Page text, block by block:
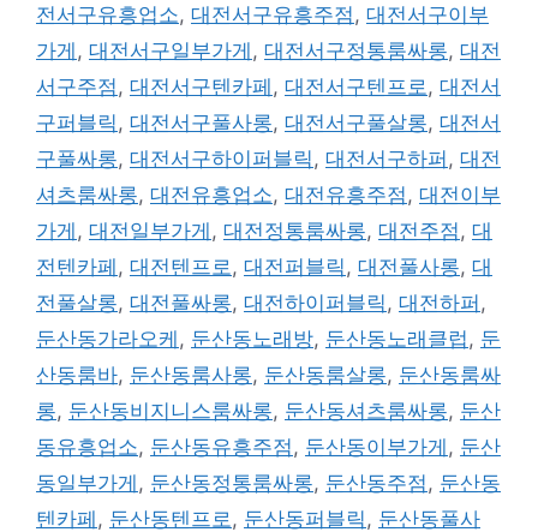
전서구유흥업소, 대전서구유흥주점 , 대전서구이부
가게 , 대전서구일부가게 , 대전서구정통룸싸롱, 대전
서구주점 , 대전서구텐카페 , 대전서구텐프로 , 대전서
구퍼블릭 , 대전서구풀사롱, 대전서구풀살롱, 대전서
구풀싸롱, 대전서구하이퍼블릭 , 대전서구하퍼 , 대전
셔츠룸싸롱, 대전유흥업소, 대전유흥주점 , 대전이부
가게 , 대전일부가게 , 대전정통룸싸롱, 대전주점 , 대
전텐카페 , 대전텐프로 , 대전퍼블릭 , 대전풀사롱, 대
전풀살롱, 대전풀싸롱, 대전하이퍼블릭 , 대전하퍼 ,
둔산동가라오케 , 둔산동노래방, 둔산동노래클럽 , 둔
산동룸바, 둔산동룸사롱, 둔산동룸살롱, 둔산동룸싸
롱, 둔산동비지니스룸싸롱, 둔산동셔츠룸싸롱, 둔산
동유흥업소, 둔산동유흥주점 , 둔산동이부가게 , 둔산
동일부가게 , 둔산동정통룸싸롱, 둔산동주점 , 둔산동
텐카페 , 둔산동텐프로 , 둔산동퍼블릭 , 둔산동풀사